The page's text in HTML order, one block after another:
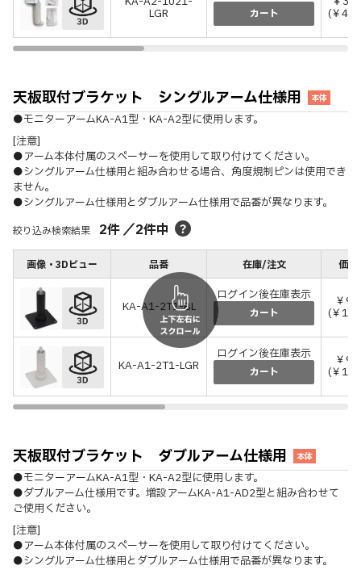
LGR カート (￥
天板取付ブラケット シングルアーム仕様用 本体
●モニターアームKA-A1型・KA-A2型に使用します。
[注意]
●アーム本体付属のスペーサーを使用して取り付けてください。
●シングルアーム仕様用と組み合わせる場合、角度規制ピンは使用でき
ません。
●シングルアーム仕様用とダブルアーム仕様用で品番が異なります。
絞り込み検索結果 2件／2件中
画像・3Dビュー 品番 在庫/注文 価格
KA-A1-2T1-BL
ログイン後在庫表示
カート
￥
(￥
KA-A1-2T1-LGR
ログイン後在庫表示
カート
￥
(￥
天板取付ブラケット ダブルアーム仕様用 本体
●モニターアームKA-A1型・KA-A2型に使用します。
●ダブルアーム仕様用です。増設アームKA-A1-AD2型と組み合わせて
ご使用ください。
[注意]
●アーム本体付属のスペーサーを使用して取り付けてください。
●シングルアーム仕様用とダブルアーム仕様用で品番が異なります。